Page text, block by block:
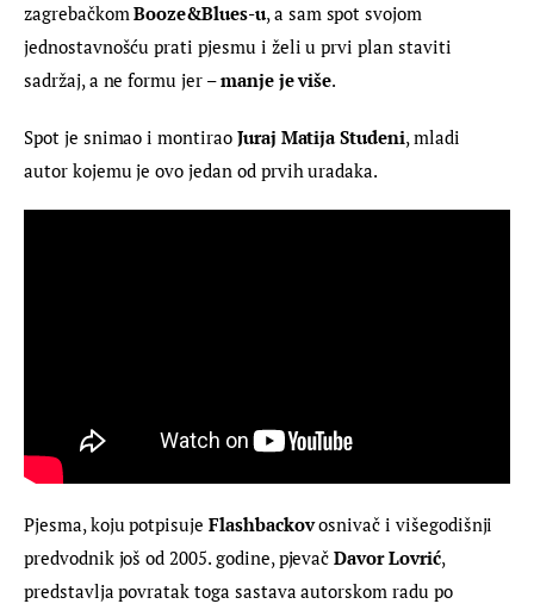
zagrebačkom Booze&Blues-u, a sam spot svojom
jednostavnošću prati pjesmu i želi u prvi plan staviti
sadržaj, a ne formu jer – manje je više.
Spot je snimao i montirao Juraj Matija Studeni, mladi
autor kojemu je ovo jedan od prvih uradaka.
Pjesma, koju potpisuje Flashbackov osnivač i višegodišnji
predvodnik još od 2005. godine, pjevač Davor Lovrić,
predstavlja povratak toga sastava autorskom radu po